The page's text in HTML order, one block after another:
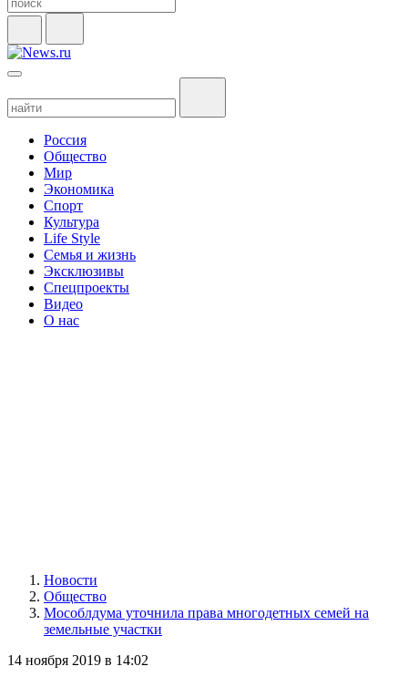
Россия
Общество
Мир
Экономика
Спорт
Культура
Life Style
Семья и жизнь
Эксклюзивы
Спецпроекты
Видео
О нас
Новости
Общество
Мособлдума уточнила права многодетных семей на
земельные участки
14 ноября 2019 в 14:02